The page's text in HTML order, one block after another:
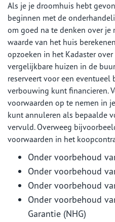
Als je je droomhuis hebt
beginnen met de
om goed na te denken over je
waarde van het huis
opzoeken in het Kadaster
vergelijkbare huizen in de
reserveert voor een eventueel
verbouwing kunt financieren.
voorwaarden op te nemen in
kunt annuleren als bepaalde
vervuld. Overweeg
voorwaarden in het
Onder voorbehoud
Onder voorbehoud
Onder voorbehoud
Onder voorbehoud
Garantie (NHG)